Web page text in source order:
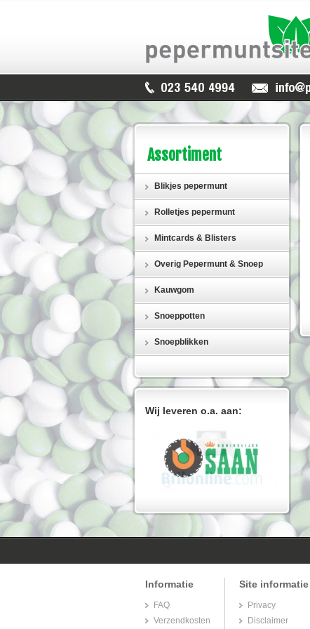
Assortiment
Blikjes pepermunt
Rolletjes pepermunt
Mintcards & Blisters
Overig Pepermunt & Snoep
Kauwgom
Snoeppotten
Snoepblikken
Wij leveren o.a. aan:
Informatie
FAQ
Verzendkosten
Site informatie
Privacy
Disclaimer